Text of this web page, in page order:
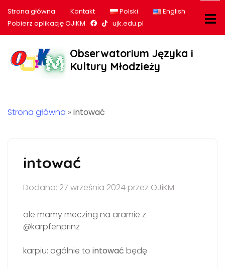
Strona główna Kontakt Polski
English
Pobierz aplikację OJiKM
Nasz profil na Facebook
Nasz profil na tiktok
ujk.edu.pl
Obserwatorium Języka i
Kultury Młodzieży
Strona główna » intować
intować
Dodano: 27 września 2024 przez OJiKM
ale mamy meczing na aramie z
@karpfenprinz
karpiu: ogólnie to intować będę